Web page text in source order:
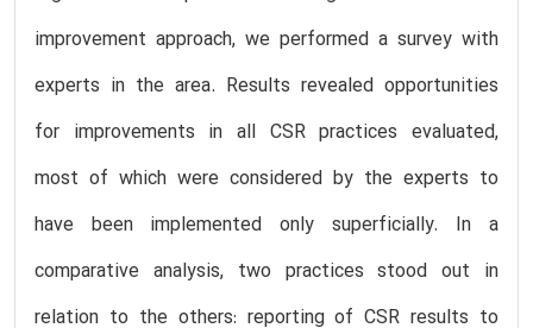
improvement approach, we performed a survey with
experts in the area. Results revealed opportunities
for improvements in all CSR practices evaluated,
most of which were considered by the experts to
have been implemented only superficially. In a
comparative analysis, two practices stood out in
relation to the others: reporting of CSR results to